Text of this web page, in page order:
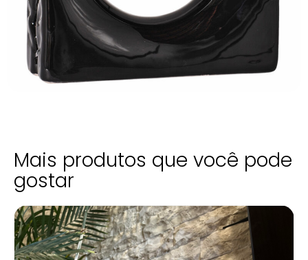
Mais produtos que você pode
gostar